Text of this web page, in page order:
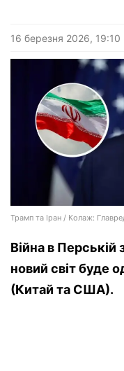
16 березня 2026, 19:10
Трамп та Іран / Колаж:
Війна в
новий світ буде
(Китай та США).